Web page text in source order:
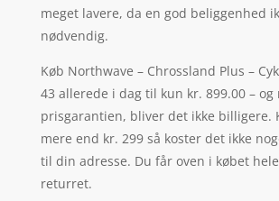
meget lavere, da en god beliggenhed
nødvendig.
Køb Northwave – Chrossland Plus –
43 allerede i dag til kun kr. 899.00 – og
prisgarantien, bliver det ikke billigere.
mere end kr. 299 så koster det ikke
til din adresse. Du får oven i købet
returret.